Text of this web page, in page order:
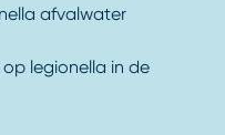
afvalwater
legionella in de